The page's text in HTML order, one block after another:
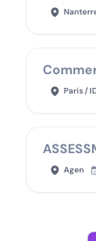
Paris /
Agen